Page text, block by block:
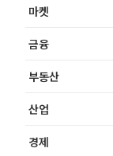
마켓
금융
부동산
산업
경제